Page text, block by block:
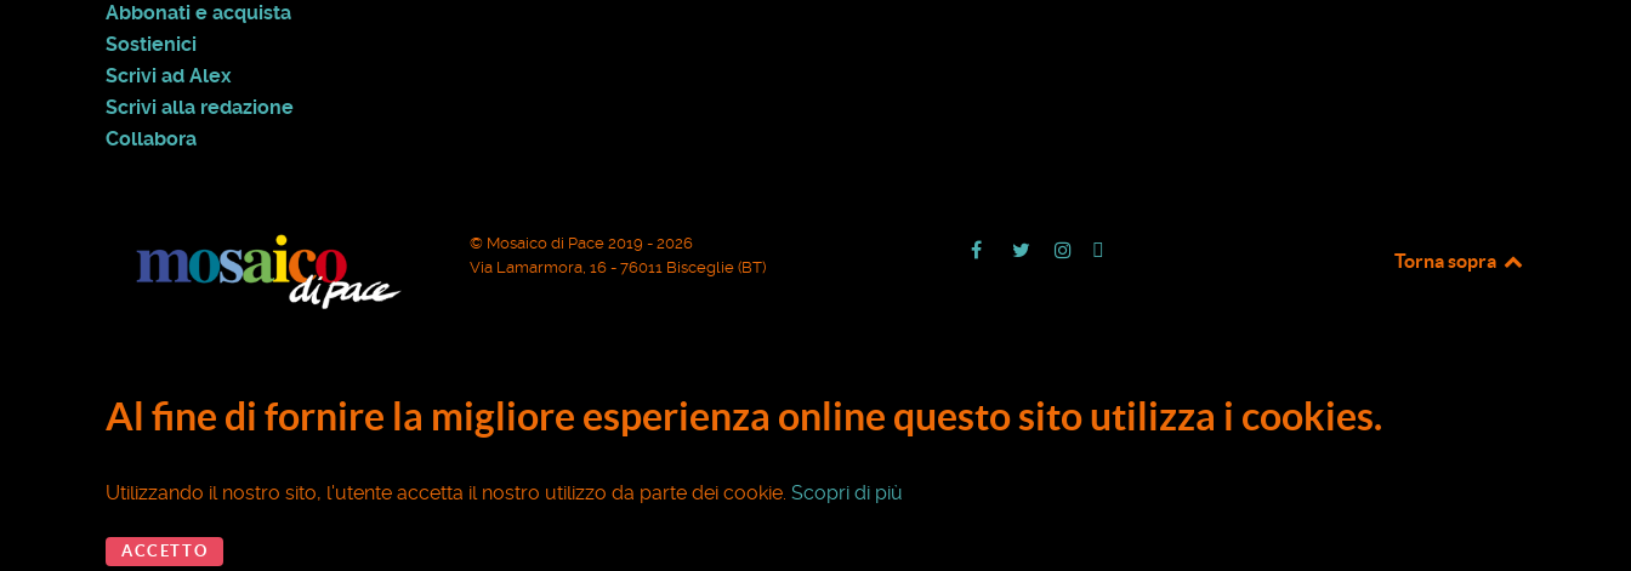
Abbonati e acquista
Sostienici
Scrivi ad Alex
Scrivi alla redazione
Collabora
© Mosaico di Pace 2019 - 2026
Via Lamarmora, 16 - 76011 Bisceglie (BT)
Torna sopra
Al fine di fornire la migliore esperienza online questo sito utilizza i cookies.
Utilizzando il nostro sito, l'utente accetta il nostro utilizzo da parte dei cookie. Scopri di più
ACCETTO